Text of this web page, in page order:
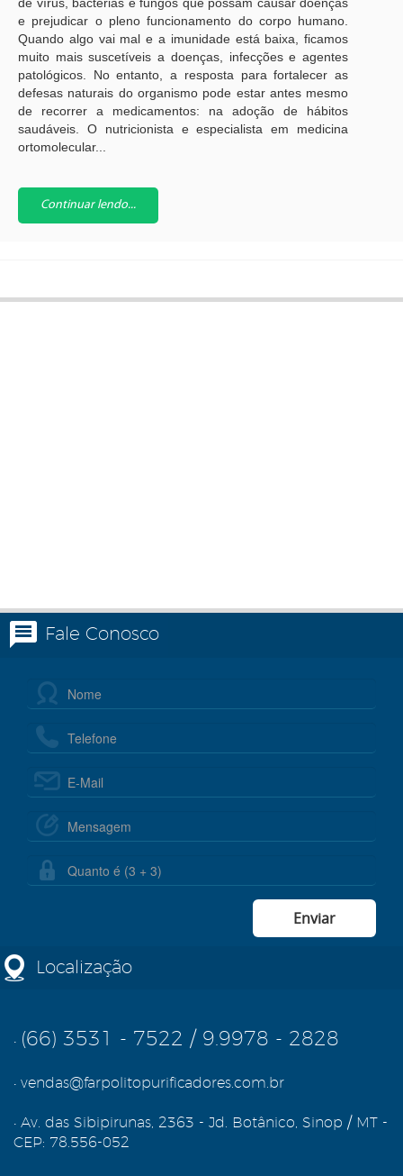
de vírus, bactérias e fungos que possam causar doenças
e prejudicar o pleno funcionamento do corpo humano.
Quando algo vai mal e a imunidade está baixa, ficamos
muito mais suscetíveis a doenças, infecções e agentes
patológicos. No entanto, a resposta para fortalecer as
defesas naturais do organismo pode estar antes mesmo
de recorrer a medicamentos: na adoção de hábitos
saudáveis. O nutricionista e especialista em medicina
ortomolecular...
Continuar lendo...
Fale Conosco
Localização
• (66) 3531 - 7522 / 9.9978 - 2828
• vendas@farpolitopurificadores.com.br
• Av. das Sibipirunas, 2363 - Jd. Botânico, Sinop / MT -
CEP: 78.556-052